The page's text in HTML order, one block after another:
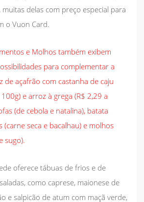
delas com preço especial para
o Vuon Card.
e Molhos também exibem
para complementar a
de açafrão com castanha de caju
e arroz à grega (R$ 2,29 a
(de cebola e natalina), batata
(carne seca e bacalhau) e molhos
sugo).
oferece tábuas de frios e de
como caprese, maionese de
e salpicão de atum com maçã verde,